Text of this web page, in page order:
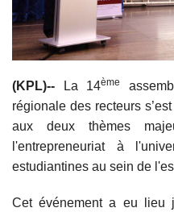
(KPL)-- La 14ème
régionale des recteurs
aux deux thèmes
l'entrepreneuriat à
estudiantines au sein de
Cet événement a eu lieu